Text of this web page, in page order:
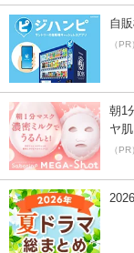
自
（
朝1
ヤ肌
（